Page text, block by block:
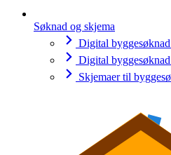
Søknad og skjema
Digital
Digital
Skjemaer til